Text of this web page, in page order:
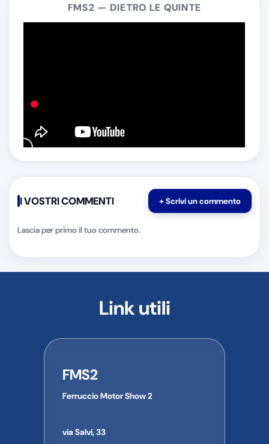
FMS2 — DIETRO LE QUINTE
I VOSTRI COMMENTI
Lascia per primo il tuo commento.
Link utili
FMS2
Ferruccio Motor Show 2
via Salvi, 33